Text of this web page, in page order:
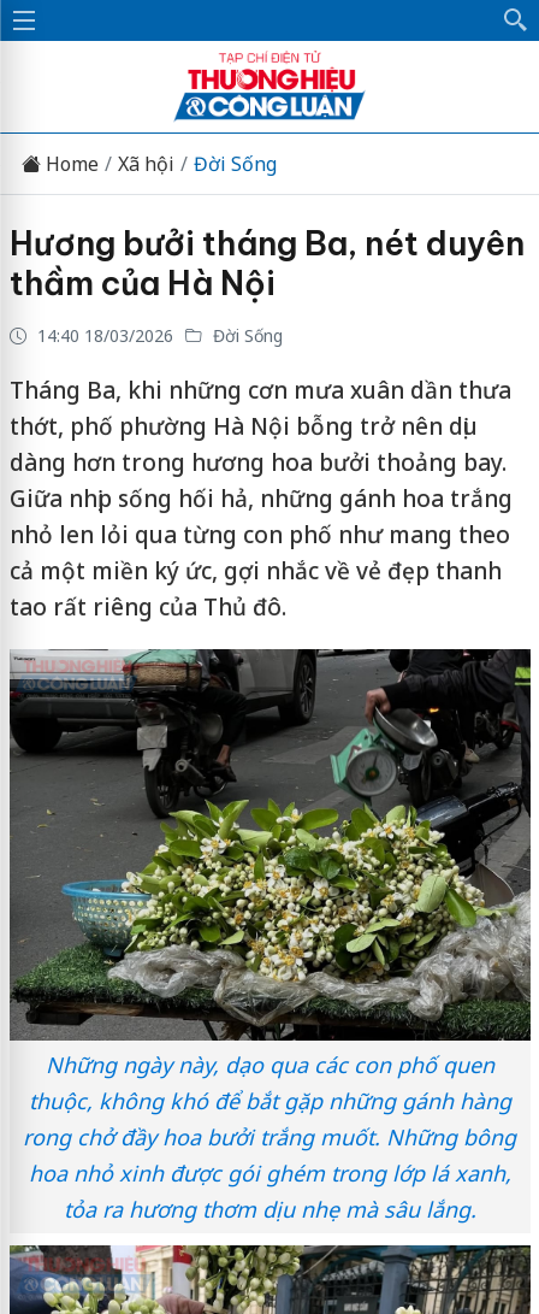
Home Xã hội Đời Sống
Hương bưởi tháng Ba, nét duyên
thầm của Hà Nội
14:40 18/03/2026 Đời Sống
Tháng Ba, khi những cơn mưa xuân dần thưa
thớt, phố phường Hà Nội bỗng trở nên dịu
dàng hơn trong hương hoa bưởi thoảng bay.
Giữa nhịp sống hối hả, những gánh hoa trắng
nhỏ len lỏi qua từng con phố như mang theo
cả một miền ký ức, gợi nhắc về vẻ đẹp thanh
tao rất riêng của Thủ đô.
Những ngày này, dạo qua các con phố quen
thuộc, không khó để bắt gặp những gánh hàng
rong chở đầy hoa bưởi trắng muốt. Những bông
hoa nhỏ xinh được gói ghém trong lớp lá xanh,
tỏa ra hương thơm dịu nhẹ mà sâu lắng.